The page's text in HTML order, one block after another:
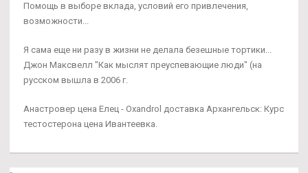
Помощь в выборе вклада, условий его привлечения,
возможности...
Я сама еще ни разу в жизни не делала безешные тортики...
Джон Максвелл "Как мыслят преуспевающие люди" (на
русском вышла в 2006 г.
Анастровер цена Елец - Oxandrol доставка Архангельск: Курс
тестостерона цена Ивантеевка.